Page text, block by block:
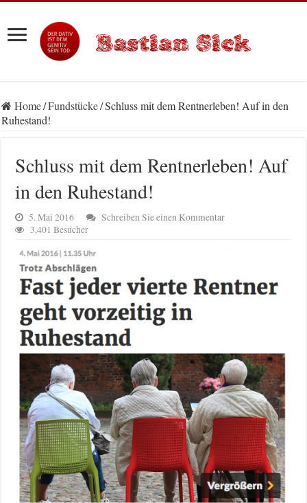
Home/Fundstücke/Schluss mit dem Rentnerleben! Auf in den
Ruhestand!
Schluss mit dem Rentnerleben! Auf
in den Ruhestand!
5. Mai 2016
Schreiben Sie einen Kommentar
3,401 Besucher